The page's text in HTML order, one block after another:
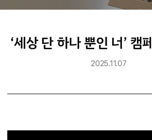
‘세상 단 하나 뿐인 너’ 캠
2025.11.07